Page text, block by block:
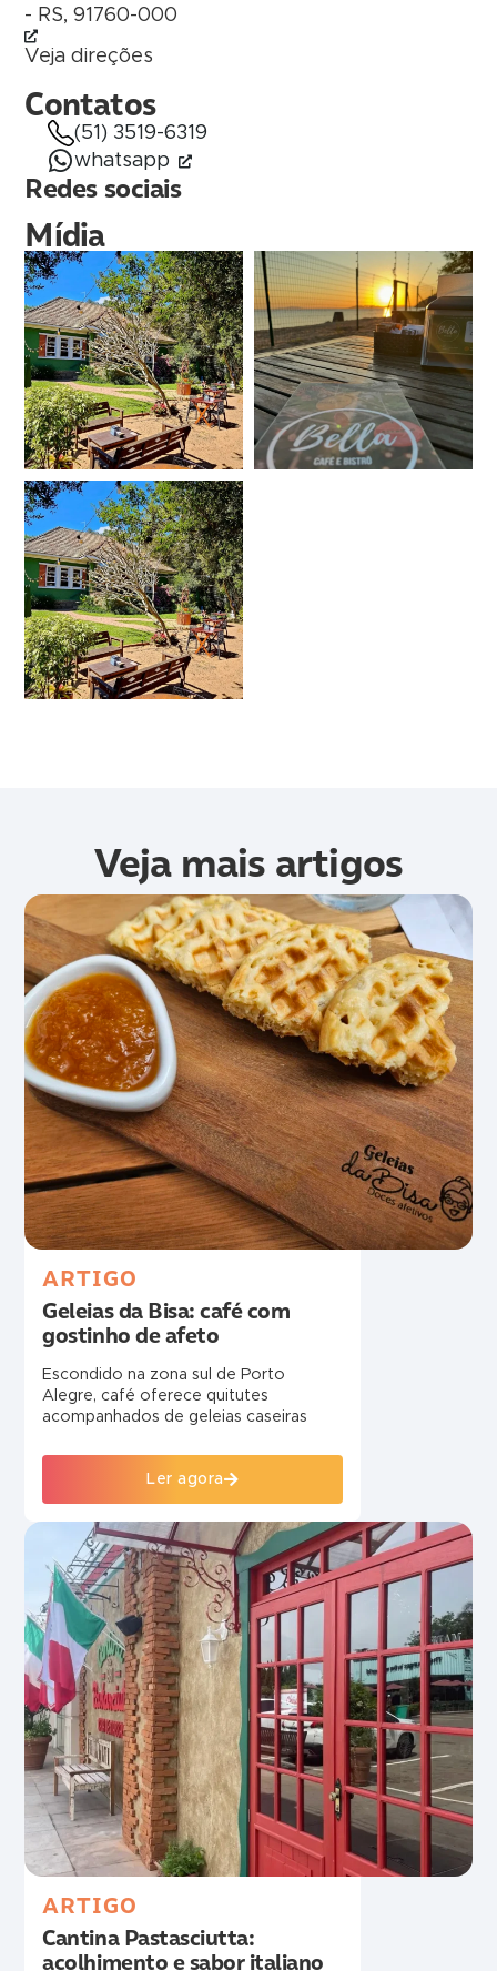
- RS, 91760-000
Veja direções
Contatos
(51) 3519-6319
whatsapp
Redes sociais
Mídia
Veja mais artigos
ARTIGO
Geleias da Bisa: café com
gostinho de afeto
Escondido na zona sul de Porto
Alegre, café oferece quitutes
acompanhados de geleias caseiras
Ler agora
ARTIGO
Cantina Pastasciutta:
acolhimento e sabor italiano